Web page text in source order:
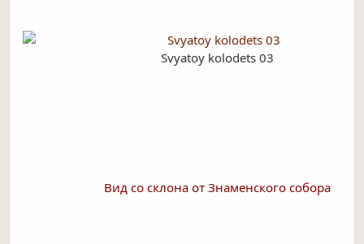
Svyatoy kolodets 03
Вид со склона от Знаменского собора